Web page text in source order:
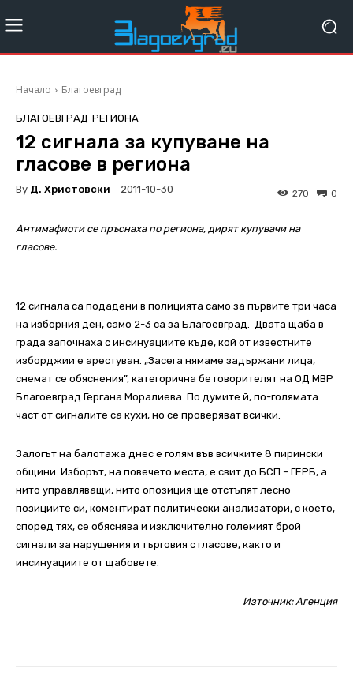
Начало Благоевград
БЛАГОЕВГРАД РЕГИОНА
12 сигнала за купуване на
гласове в региона
By Д. Христовски 2011-10-30 0
270
Антимафиоти се пръснаха по региона, дирят купувачи на
гласове.
12 сигнала са подадени в полицията само за първите три часа
на изборния ден, само 2-3 са за Благоевград. Двата щаба в
града започнаха с инсинуациите къде, кой от известните
изборджии е арестуван. „Засега нямаме задържани лица,
снемат се обяснения”, категорична бе говорителят на ОД МВР
Благоевград Гергана Моралиева. По думите й, по-голямата
част от сигналите са кухи, но се проверяват всички.
Залогът на балотажа днес е голям във всичките 8 пирински
общини. Изборът, на повечето места, е свит до БСП – ГЕРБ, а
нито управляващи, нито опозиция ще отстъпят лесно
позициите си, коментират политически анализатори, с което,
според тях, се обяснява и изключително големият брой
сигнали за нарушения и търговия с гласове, както и
инсинуациите от щабовете.
Източник:Агенция